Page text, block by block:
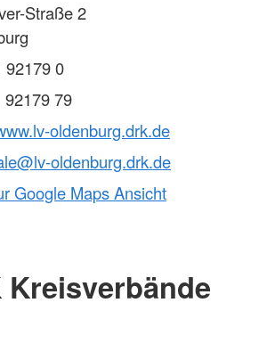
Straße 2
92179 0
92179 79
oldenburg.drk.de
oldenburg.drk.de
Google Maps Ansicht
Kreisverbände